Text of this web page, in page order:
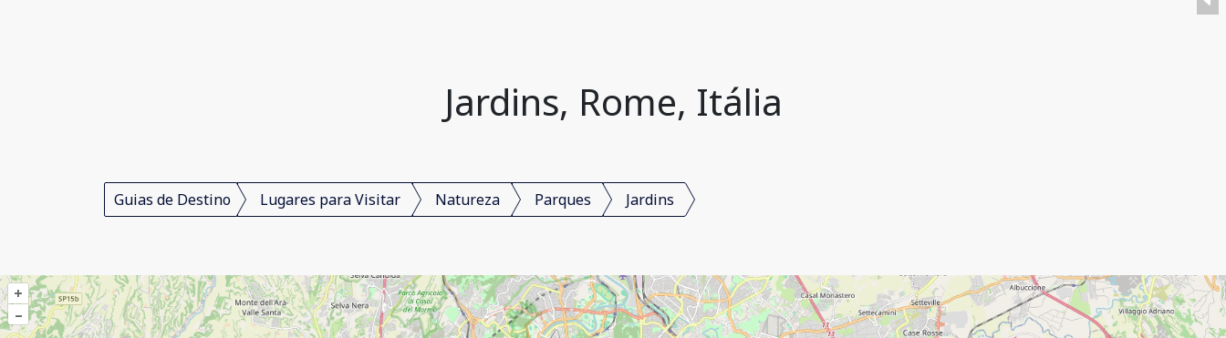
Jardins, Rome, Itália
Guias de Destino Lugares para Visitar Natureza Parques Jardins
+
–